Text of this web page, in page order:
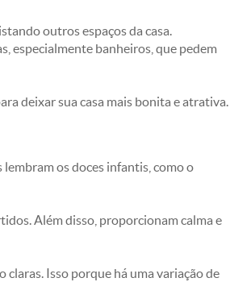
outros espaços da casa.
especialmente banheiros, que pedem
deixar sua casa mais bonita e atrativa.
lembram os doces infantis, como o
Além disso, proporcionam calma e
claras. Isso porque há uma variação de